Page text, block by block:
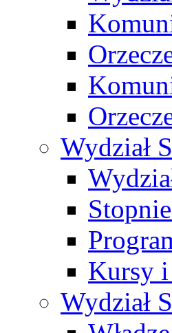
Wydział
Kursy
Wydział